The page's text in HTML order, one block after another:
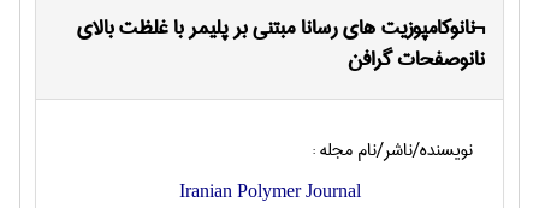
¬نانوکامپوزیت های رسانا مبتنی بر پلیمر با غلظت بالای
نانوصفحات گرافن
نویسنده/ناشر/نام مجله :
Iranian Polymer Journal